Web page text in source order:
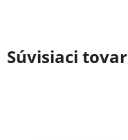
Súvisiaci tovar